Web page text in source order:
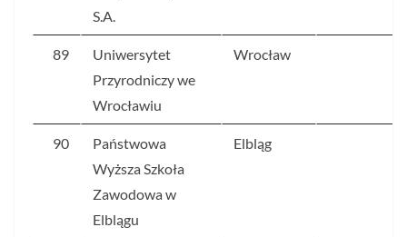
S.A.
89
Uniwersytet
Przyrodniczy we
Wrocławiu
Wrocław
90
Państwowa
Wyższa Szkoła
Zawodowa w
Elblągu
Elbląg